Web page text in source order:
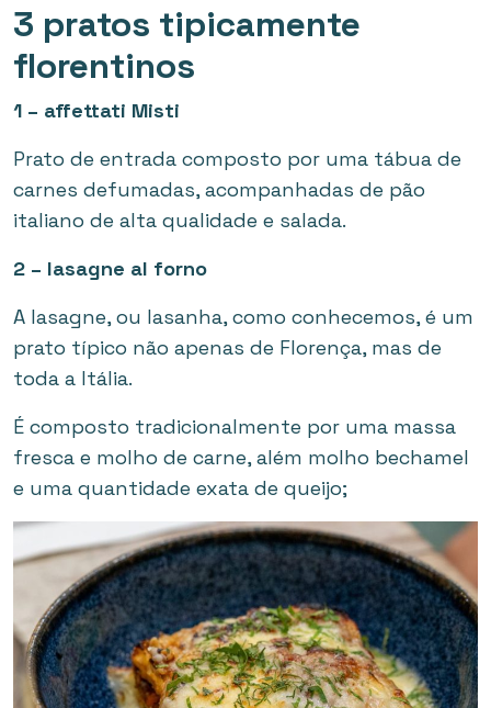
3 pratos tipicamente
florentinos
1 – affettati Misti
Prato de entrada composto por uma tábua de
carnes defumadas, acompanhadas de pão
italiano de alta qualidade e salada.
2 – lasagne al forno
A lasagne, ou lasanha, como conhecemos, é um
prato típico não apenas de Florença, mas de
toda a Itália.
É composto tradicionalmente por uma massa
fresca e molho de carne, além molho bechamel
e uma quantidade exata de queijo;